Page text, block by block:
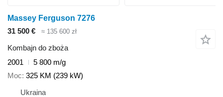
Massey Ferguson 7276
31 500 €
≈ 135 600 zł
Kombajn do zboża
2001
5 800 m/g
Moc 325 KM (239 kW)
Ukraina